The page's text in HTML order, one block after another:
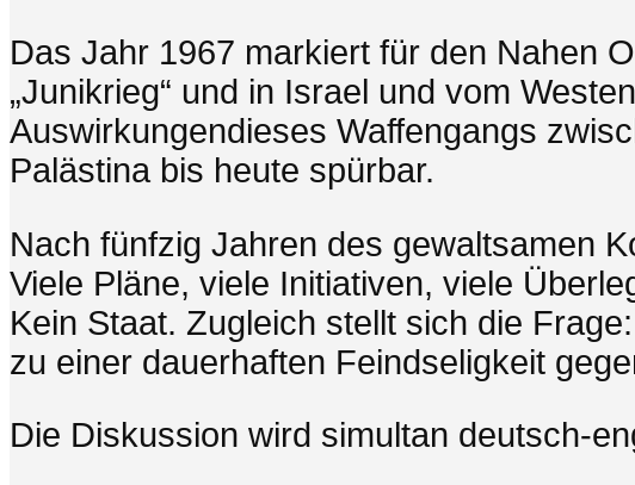
Das Jahr 1967 markiert für den Nahen
„Junikrieg“ und in Israel und vom
Auswirkungendieses Waffengangs
Palästina bis heute spürbar.
Nach fünfzig Jahren des gewaltsamen
Viele Pläne, viele Initiativen, viele
Kein Staat. Zugleich stellt sich die
zu einer dauerhaften Feindseligkeit
Die Diskussion wird simultan deutsch-